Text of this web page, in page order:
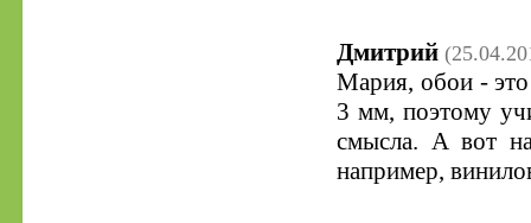
Дмитрий
Мария, обои -
3 мм, поэтому
смысла. А вот
например,